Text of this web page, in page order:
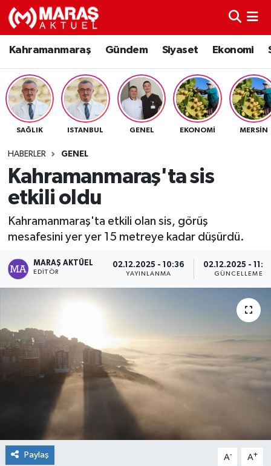
Kahramanmaraş Gündem Siyaset Ekonomi
SAĞLIK ISTANBUL GENEL EKONOMI MERSIN
HABERLER GENEL
Kahramanmaraş'ta sis
etkili oldu
Kahramanmaraş'ta etkili olan sis, görüş
mesafesini yer yer 15 metreye kadar düşürdü.
MARAŞ AKTÜEL
EDITÖR
02.12.2025 - 10:36
YAYINLANMA
02.12.2025 -
GÜNCELLEME
Paylaş A- A+
Kahramanmaraş
Gündem
Siyaset
Spor
Sağlık
Teknoloji
Eğitim
Nöbetçi Eczaneler
Hava Durumu
Namaz Vakitleri
TFF 3.Lig 4.Grup Puan Durumu ve Fikstür
Tüm Manşetler
Son Dakika Haberleri
Haber Arşivi